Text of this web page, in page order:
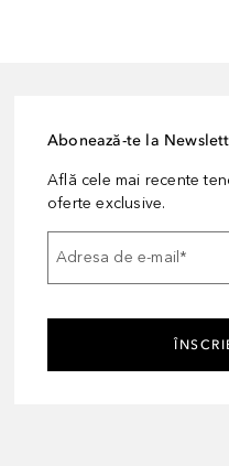
Abonează-te la
Află cele mai recente
oferte exclusive.
Adresa de e-mail*